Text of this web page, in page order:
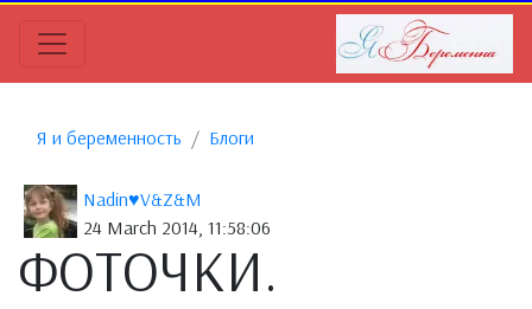
Я и беременность Блоги
Nadin♥V&Z&M
24 March 2014, 11:58:06
ФОТОЧКИ.